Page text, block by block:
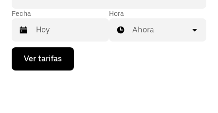
Fecha
Presiona
flecha
Hora
Ahora
Ver tarifas